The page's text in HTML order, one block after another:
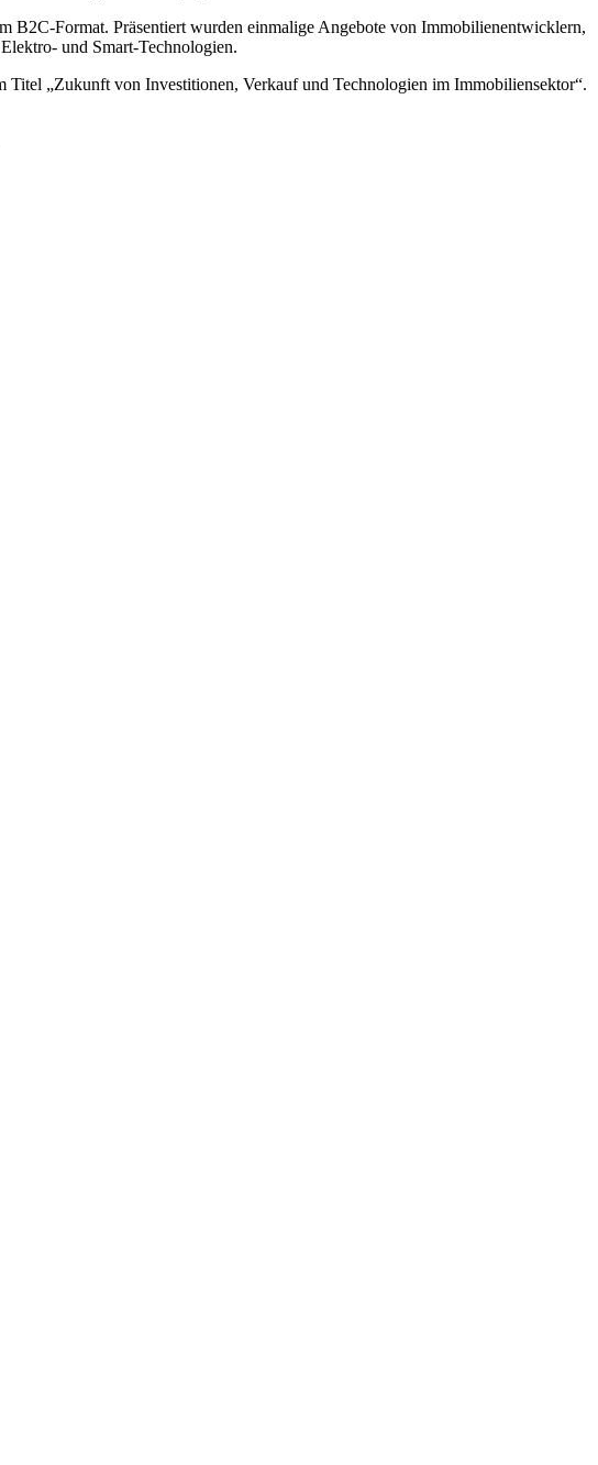
B2C-Format. Präsentiert wurden einmalige Angebote von Immobilienentwicklern,
und Smart-Technologien.
Titel „Zukunft von Investitionen, Verkauf und Technologien im Immobiliensektor“.